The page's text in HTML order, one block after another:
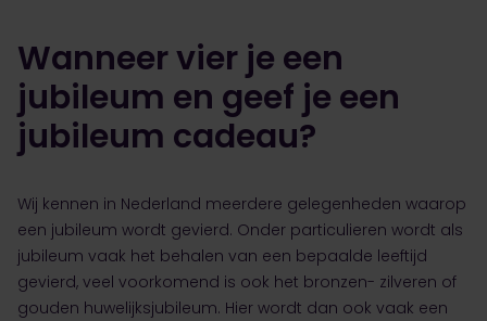
Wanneer vier je een
jubileum en geef je een
jubileum cadeau?
Wij kennen in Nederland meerdere gelegenheden waarop
een jubileum wordt gevierd. Onder particulieren wordt als
jubileum vaak het behalen van een bepaalde leeftijd
gevierd, veel voorkomend is ook het bronzen- zilveren of
gouden huwelijksjubileum. Hier wordt dan ook vaak een